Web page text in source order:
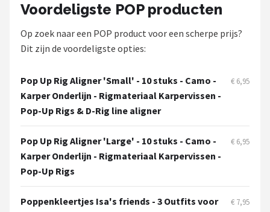
Monster High
L.O.L. Surprise!
Voordeligste POP producten
Op zoek naar een POP product voor een scherpe prijs?
Dit zijn de voordeligste opties:
Pop Up Rig Aligner 'Small' - 10 stuks - Camo -
Karper Onderlijn - Rigmateriaal Karpervissen -
Pop-Up Rigs & D-Rig line aligner
€ 6,95
Pop Up Rig Aligner 'Large' - 10 stuks - Camo -
Karper Onderlijn - Rigmateriaal Karpervissen -
Pop-Up Rigs
€ 6,95
Poppenkleertjes Isa's friends - 3 Outfits voor
€ 7,95